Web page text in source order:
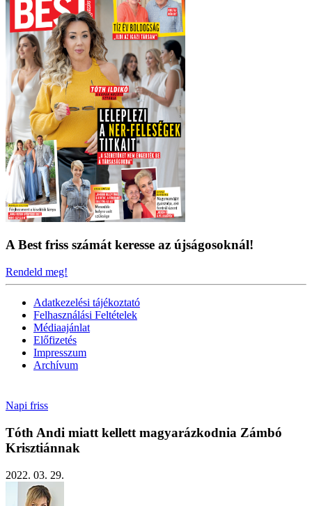
A Best friss számát keresse az újságosoknál!
Rendeld meg!
Adatkezelési tájékoztató
Felhasználási Feltételek
Médiaajánlat
Előfizetés
Impresszum
Archívum
Napi friss
Tóth Andi miatt kellett magyarázkodnia Zámbó
Krisztiánnak
2022. 03. 29.